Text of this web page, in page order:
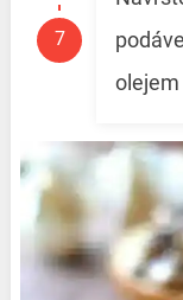
olejem